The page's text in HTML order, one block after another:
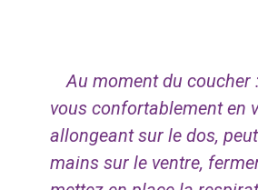
Au moment du coucher :
vous confortablement en
allongeant sur le dos,
mains sur le ventre,